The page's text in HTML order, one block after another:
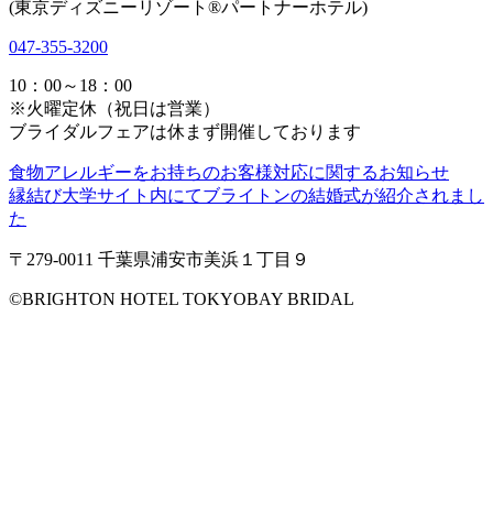
(東京ディズニーリゾート®パートナーホテル)
047-355-3200
10：00～18：00
※火曜定休（祝日は営業）
ブライダルフェアは休まず開催しております
食物アレルギーをお持ちのお客様対応に関するお知らせ
縁結び大学サイト内にてブライトンの結婚式が紹介されまし
た
〒279-0011 千葉県浦安市美浜１丁目９
©️BRIGHTON HOTEL TOKYOBAY BRIDAL